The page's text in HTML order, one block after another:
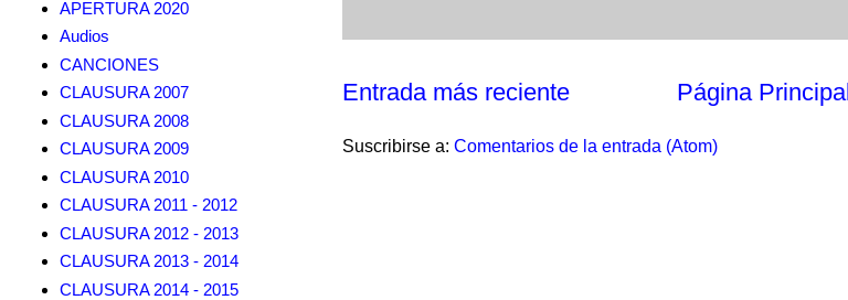
Entrada más reciente Página Principal
Suscribirse a: Comentarios de la entrada (Atom)
APERTURA 2020
Audios
CANCIONES
CLAUSURA 2007
CLAUSURA 2008
CLAUSURA 2009
CLAUSURA 2010
CLAUSURA 2011 - 2012
CLAUSURA 2012 - 2013
CLAUSURA 2013 - 2014
CLAUSURA 2014 - 2015